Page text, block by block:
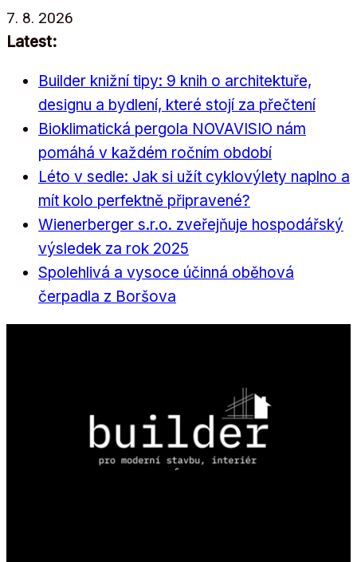
Přeskočit
na
7. 8. 2026
Latest:
Builder knižní tipy: 9 knih o architektuře,
designu a bydlení, které stojí za přečtení
Bioklimatická pergola NOVAVISIO nám
pomáhá v každém ročním období
Léto v sedle: Jak si užít cyklovýlety naplno a
mít kolo perfektně připravené?
Wienerberger s.r.o. zveřejňuje hospodářský
výsledek za rok 2025
Spolehlivá a vysoce účinná oběhová
čerpadla z Boršova